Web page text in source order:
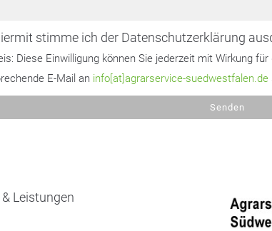
stimme ich der Datenschutzerklärung
Diese Einwilligung können Sie jederzeit mit Wirkung
E-Mail an info[at]agrarservice-suedwestfalen.de
Senden
Leistungen